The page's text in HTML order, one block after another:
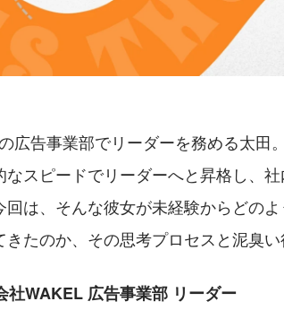
広告事業部でリーダーを務める太田
なスピードでリーダーへと昇格し、
回は、そんな彼女が未経験からどの
たのか、その思考プロセスと泥臭い
社WAKEL 広告事業部 リーダー